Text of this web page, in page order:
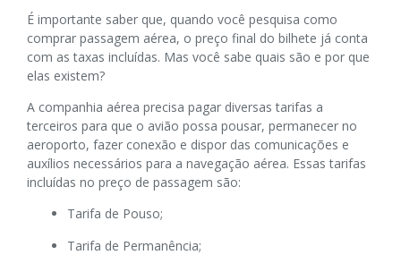
É importante saber que, quando você pesquisa como
comprar passagem aérea, o preço final do bilhete já conta
com as taxas incluídas. Mas você sabe quais são e por que
elas existem?
A companhia aérea precisa pagar diversas tarifas a
terceiros para que o avião possa pousar, permanecer no
aeroporto, fazer conexão e dispor das comunicações e
auxílios necessários para a navegação aérea. Essas tarifas
incluídas no preço de passagem são:
Tarifa de Pouso;
Tarifa de Permanência;